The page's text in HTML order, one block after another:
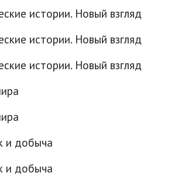
истории. Новый взгляд
истории. Новый взгляд
истории. Новый взгляд
и добыча
и добыча